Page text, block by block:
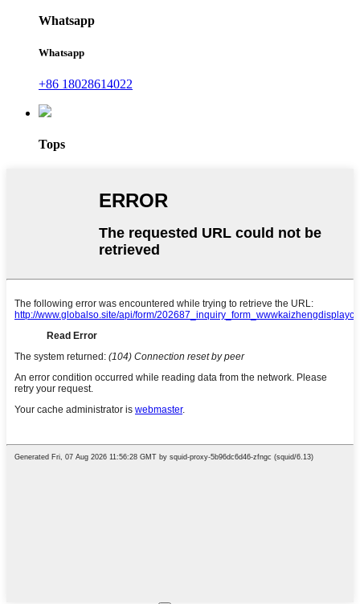
Whatsapp
Whatsapp
+86 18028614022
Tops